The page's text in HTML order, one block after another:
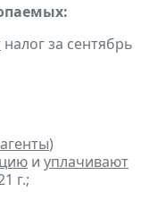
налог за сентябрь
)
и уплачивают
г.;